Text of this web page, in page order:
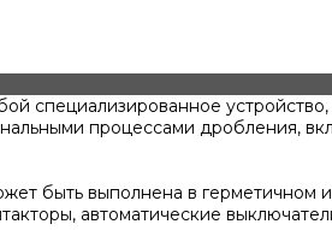
процессами дробления,
быть выполнена в
автоматические